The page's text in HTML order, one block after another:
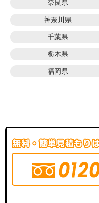
奈良県
神奈川県
千葉県
栃木県
福岡県